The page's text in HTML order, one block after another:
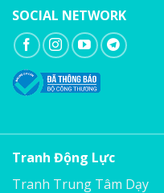
SOCIAL NETWORK
Tranh Động Lực
Tranh Trung Tâm Dạy